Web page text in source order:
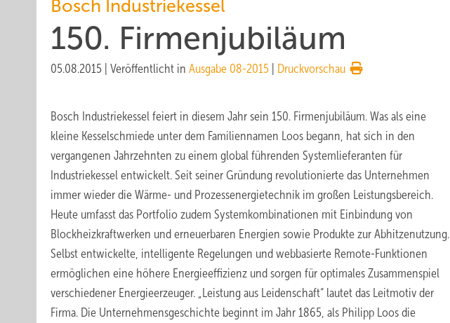
Bosch Industriekessel
150. Firmenjubiläum
05.08.2015 Veröffentlicht in Ausgabe 08-2015 Druckvorschau
Bosch Industriekessel feiert in diesem Jahr sein 150. Firmenjubiläum. Was als eine
kleine Kesselschmiede unter dem Familiennamen Loos begann, hat sich in den
vergangenen Jahrzehnten zu einem global führenden Systemlieferanten für
Industriekessel entwickelt. Seit seiner Gründung revolutionierte das Unternehmen
immer wieder die Wärme- und Prozessenergietechnik im großen Leistungsbereich.
Heute umfasst das Portfolio zudem Systemkombinationen mit Einbindung von
Blockheizkraftwerken und erneuerbaren Energien sowie Produkte zur Abhitzenutzung.
Selbst entwickelte, intelligente Regelungen und webbasierte Remote-Funktionen
ermöglichen eine höhere Energieeffizienz und sorgen für optimales Zusammenspiel
verschiedener Energieerzeuger. „Leistung aus Leidenschaft“ lautet das Leitmotiv der
Firma. Die Unternehmensgeschichte beginnt im Jahr 1865, als Philipp Loos die